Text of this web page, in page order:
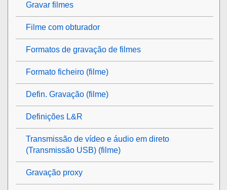
Gravar filmes
Filme com obturador
Formatos de gravação de filmes
Formato ficheiro (filme)
Defin. Gravação (filme)
Definições L&R
Transmissão de vídeo e áudio em direto
(Transmissão USB) (filme)
Gravação proxy